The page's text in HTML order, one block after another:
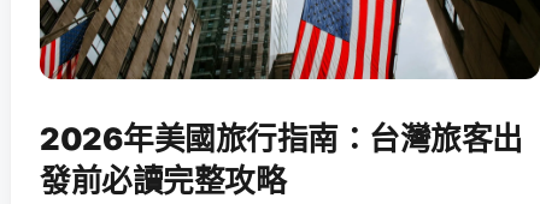
2026年美國旅行指南：台灣旅客出
發前必讀完整攻略